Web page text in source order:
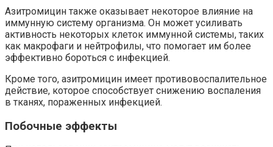
Азитромицин также оказывает некоторое влияние на
иммунную систему организма. Он может усиливать
активность некоторых клеток иммунной системы, таких
как макрофаги и нейтрофилы, что помогает им более
эффективно бороться с инфекцией.
Кроме того, азитромицин имеет противовоспалительное
действие, которое способствует снижению воспаления
в тканях, пораженных инфекцией.
Побочные эффекты